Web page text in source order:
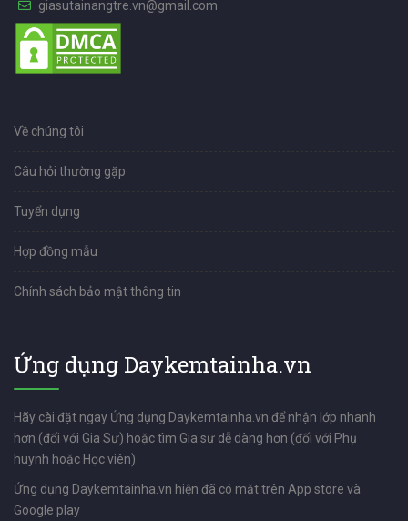
giasutainangtre.vn@gmail.com
Về chúng tôi
Câu hỏi thường gặp
Tuyển dụng
Hợp đồng mẫu
Chính sách bảo mật thông tin
Ứng dụng Daykemtainha.vn
Hãy cài đặt ngay Ứng dụng Daykemtainha.vn để nhận lớp nhanh
hơn (đối với Gia Sư) hoặc tìm Gia sư dễ dàng hơn (đối với Phụ
huynh hoặc Học viên)
Ứng dụng Daykemtainha.vn hiện đã có mặt trên App store và
Google play